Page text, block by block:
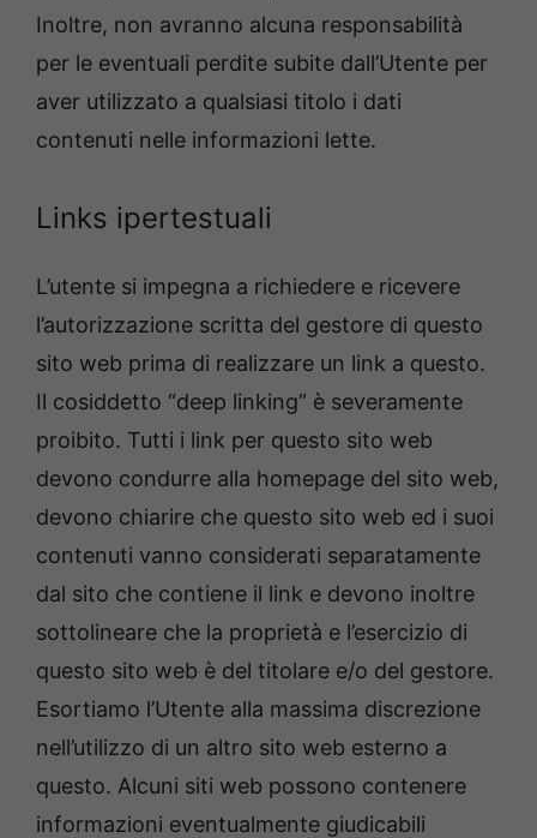
Inoltre, non avranno alcuna responsabilità
per le eventuali perdite subite dall’Utente per
aver utilizzato a qualsiasi titolo i dati
contenuti nelle informazioni lette.
Links ipertestuali
L’utente si impegna a richiedere e ricevere
l’autorizzazione scritta del gestore di questo
sito web prima di realizzare un link a questo.
Il cosiddetto “deep linking” è severamente
proibito. Tutti i link per questo sito web
devono condurre alla homepage del sito web,
devono chiarire che questo sito web ed i suoi
contenuti vanno considerati separatamente
dal sito che contiene il link e devono inoltre
sottolineare che la proprietà e l’esercizio di
questo sito web è del titolare e/o del gestore.
Esortiamo l’Utente alla massima discrezione
nell’utilizzo di un altro sito web esterno a
questo. Alcuni siti web possono contenere
informazioni eventualmente giudicabili